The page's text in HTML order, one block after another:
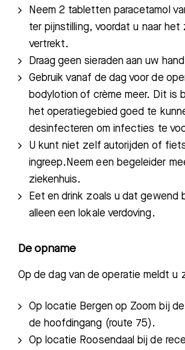
Neem 2 tabletten paracetamol
ter pijnstilling, voordat u naar het
vertrekt.
Draag geen sieraden aan uw
Gebruik vanaf de dag voor de
bodylotion of crème meer. Dit is
het operatiegebied goed te
desinfecteren om infecties te
U kunt niet zelf autorijden of
ingreep.Neem een begeleider
ziekenhuis.
Eet en drink zoals u dat gewend
alleen een lokale verdoving.
De opname
Op de dag van de operatie meldt u
Op locatie Bergen op Zoom bij
de hoofdingang (route 75).
Op locatie Roosendaal bij de